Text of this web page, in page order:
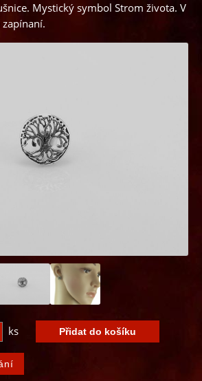
Mystický symbol Strom života. V
ks